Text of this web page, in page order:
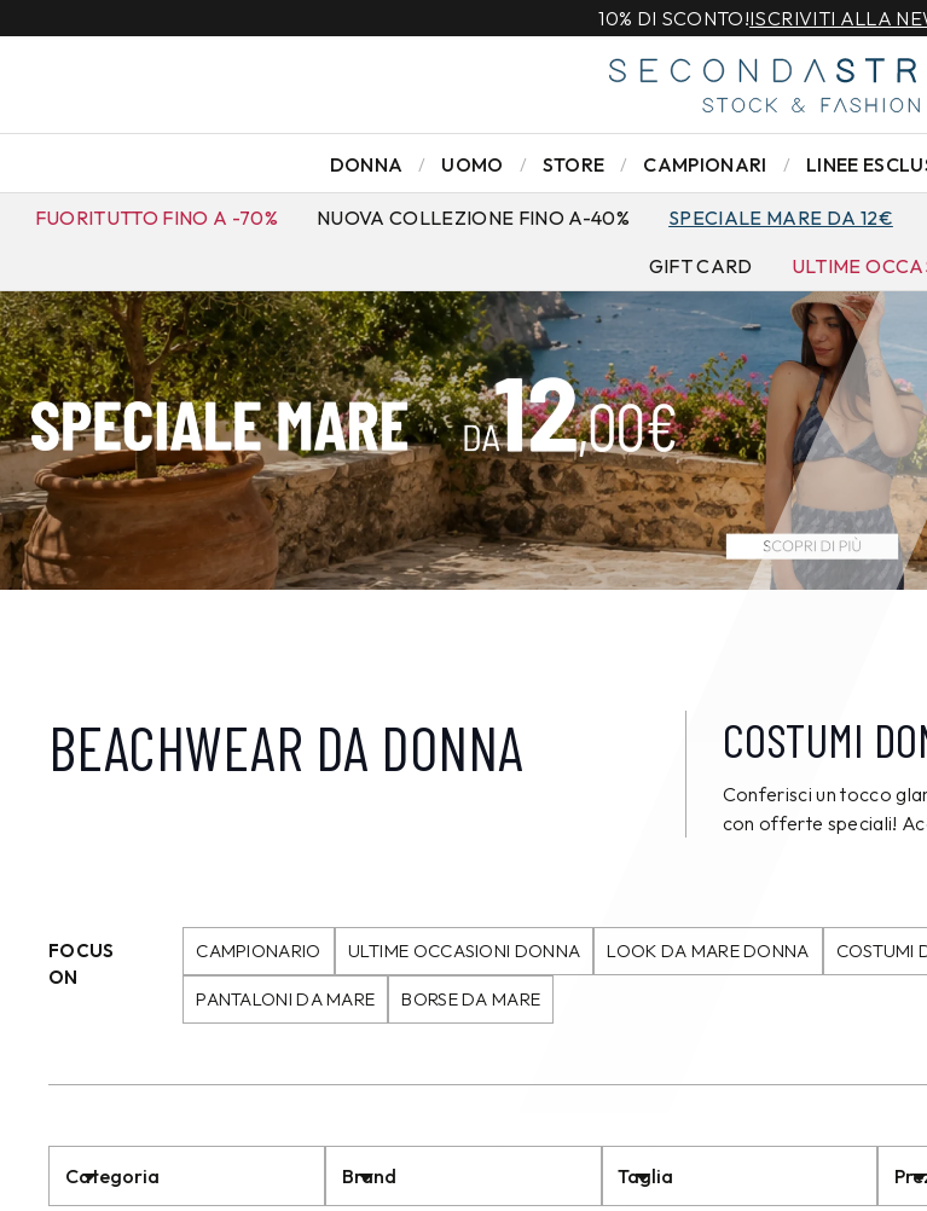
SPEDIZIONE GRATUITA PER ORDINI
DONNA
FUORITUTTO FINO A -70% NUOVA COLLEZIONE FINO A-40% SPECIALE MARE DA 12€
GIFT CARD
ULTIME
UOMO STORE CAMPIONARI LINEE
BEACHWEAR DA DONNA COSTUMI
Conferisci un tocco
con offerte speciali!
FOCUS
ON
CAMPIONARIO ULTIME OCCASIONI DONNA LOOK DA MARE DONNA COSTUMI
PANTALONI DA MARE BORSE DA MARE
Categoria Brand Taglia